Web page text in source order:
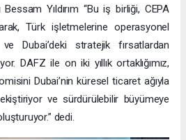
Yıldırım “Bu iş birliği, CEPA
Türk işletmelerine operasyonel
Dubai’deki stratejik fırsatlardan
DAFZ ile on iki yıllık ortaklığımız,
Dubai’nin küresel ticaret ağıyla
ve sürdürülebilir büyümeye
dedi.